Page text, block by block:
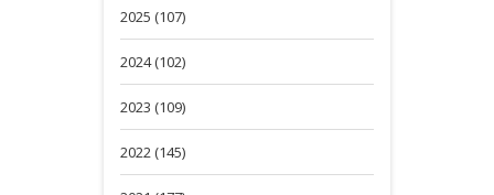
2025 (107)
2024 (102)
2023 (109)
2022 (145)